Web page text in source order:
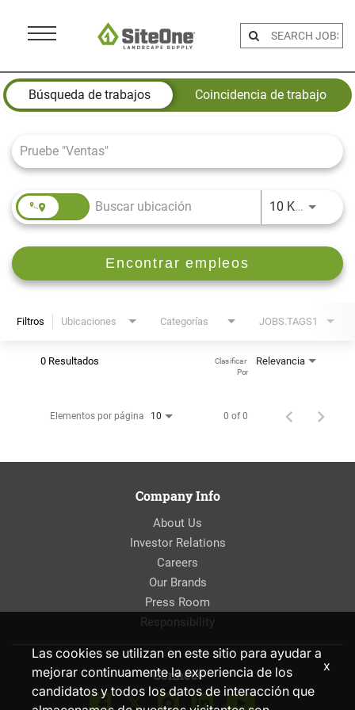
Menu
Job Search Page
Búsqueda de trabajos
Coincidencia de trabajo
10 KM
Encontrar empleos
Filtros Ubicaciones Categorías JOBS.TAGS1
0 Resultados Relevancia
Clasificar
Por
Elementos por página 10 0 of 0
Company Info
About Us
Investor Relations
Careers
Our Brands
Press Room
Responsibility
Connect
Las cookies se utilizan en este sitio para ayudar a
mejorar continuamente la experiencia de los
candidatos y todos los datos de interacción que
x